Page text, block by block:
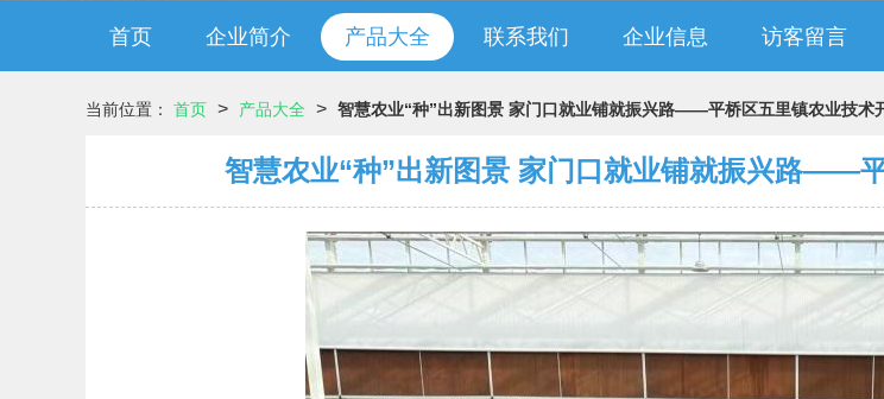
首页 企业简介 产品大全 联系我们 企业信息 访客留言
当前位置： 首页 > 产品大全 > 智慧农业“种”出新图景 家门口就业铺就振兴路——平桥区五里镇农业技术
智慧农业“种”出新图景 家门口就业铺就振兴路——